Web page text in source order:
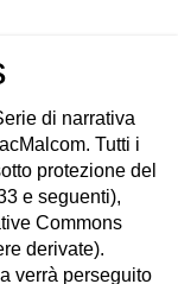
di narrativa
Tutti i
protezione del
e seguenti),
Commons
derivate).
verrà perseguito